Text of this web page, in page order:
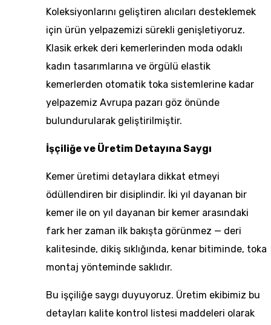
Koleksiyonlarını geliştiren alıcıları desteklemek
için ürün yelpazemizi sürekli genişletiyoruz.
Klasik erkek deri kemerlerinden moda odaklı
kadın tasarımlarına ve örgülü elastik
kemerlerden otomatik toka sistemlerine kadar
yelpazemiz Avrupa pazarı göz önünde
bulundurularak geliştirilmiştir.
İşçiliğe ve Üretim Detayına Saygı
Kemer üretimi detaylara dikkat etmeyi
ödüllendiren bir disiplindir. İki yıl dayanan bir
kemer ile on yıl dayanan bir kemer arasındaki
fark her zaman ilk bakışta görünmez — deri
kalitesinde, dikiş sıklığında, kenar bitiminde, toka
montaj yönteminde saklıdır.
Bu işçiliğe saygı duyuyoruz. Üretim ekibimiz bu
detayları kalite kontrol listesi maddeleri olarak